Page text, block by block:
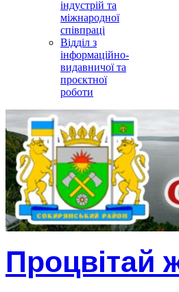
індустрій та
міжнародної
співпраці
Відділ з
інформаційно-
видавничої та
проєктної
роботи
Процвітай